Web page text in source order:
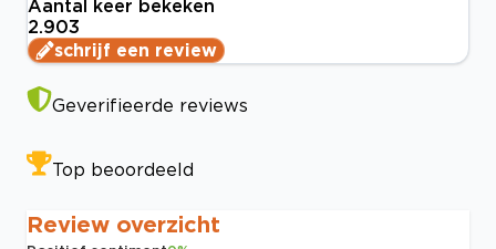
Aantal keer bekeken
2.903
schrijf een review
Geverifieerde reviews
Top beoordeeld
Review overzicht